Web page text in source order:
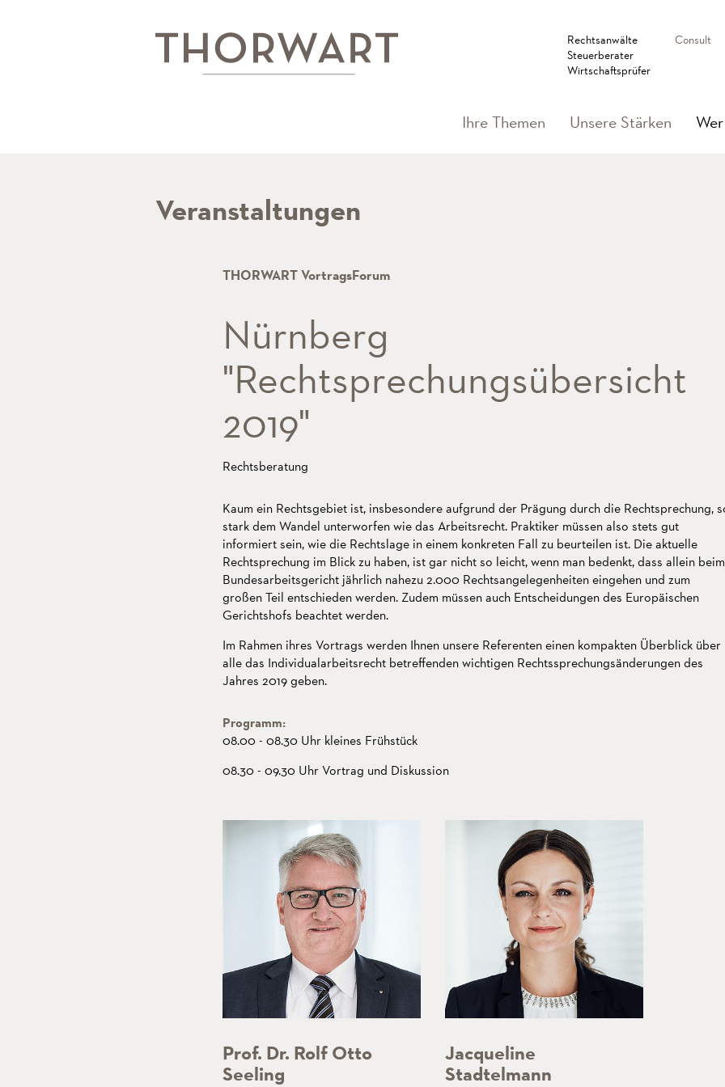
Rechtsanwälte
Steuerberater
Wirtschaftsprüfer
Consult
Ihre Themen Unsere Stärken
Veranstaltungen
THORWART VortragsForum
Nürnberg
"Rechtsprechungsübersicht
2019"
Rechtsberatung
Kaum ein Rechtsgebiet ist, insbesondere aufgrund der Prägung durch die Rechtsprechung,
stark dem Wandel unterworfen wie das Arbeitsrecht. Praktiker müssen also stets gut
informiert sein, wie die Rechtslage in einem konkreten Fall zu beurteilen ist. Die aktuelle
Rechtsprechung im Blick zu haben, ist gar nicht so leicht, wenn man bedenkt, dass allein beim
Bundesarbeitsgericht jährlich nahezu 2.000 Rechtsangelegenheiten eingehen und zum
großen Teil entschieden werden. Zudem müssen auch Entscheidungen des Europäischen
Gerichtshofs beachtet werden.
Im Rahmen ihres Vortrags werden Ihnen unsere Referenten einen kompakten Überblick über
alle das Individualarbeitsrecht betreffenden wichtigen Rechtssprechungsänderungen des
Jahres 2019 geben.
Programm:
08.00 - 08.30 Uhr kleines Frühstück
08.30 - 09.30 Uhr Vortrag und Diskussion
Prof. Dr. Rolf Otto
Seeling
Jacqueline
Stadtelmann